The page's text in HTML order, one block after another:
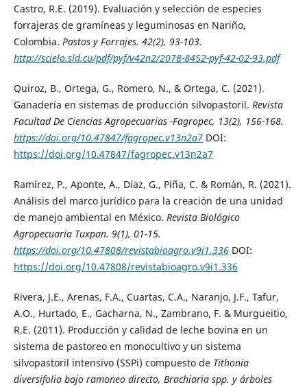
Castro, R.E. (2019). Evaluación y selección de especies
forrajeras de gramíneas y leguminosas en Nariño,
Colombia. Pastos y Forrajes. 42(2), 93-103.
http://scielo.sld.cu/pdf/pyf/v42n2/2078-8452-pyf-42-02-93.pdf
Quiroz, B., Ortega, G., Romero, N., & Ortega, C. (2021).
Ganadería en sistemas de producción silvopastoril. Revista
Facultad De Ciencias Agropecuarias -Fagropec, 13(2), 156-168.
https://doi.org/10.47847/fagropec.v13n2a7DOI:
https://doi.org/10.47847/fagropec.v13n2a7
Ramírez, P., Aponte, A., Díaz, G., Piña, C. & Román, R. (2021).
Análisis del marco jurídico para la creación de una unidad
de manejo ambiental en México. Revista Biológico
Agropecuaria Tuxpan. 9(1), 01-15.
https://doi.org/10.47808/revistabioagro.v9i1.336DOI:
https://doi.org/10.47808/revistabioagro.v9i1.336
Rivera, J.E., Arenas, F.A., Cuartas, C.A., Naranjo, J.F., Tafur,
A.O., Hurtado, E., Gacharna, N., Zambrano, F. & Murgueitio,
R.E. (2011). Producción y calidad de leche bovina en un
sistema de pastoreo en monocultivo y un sistema
silvopastoril intensivo (SSPi) compuesto de Tithonia
diversifoliabajo ramoneo directo, Brachiaria spp. y árboles